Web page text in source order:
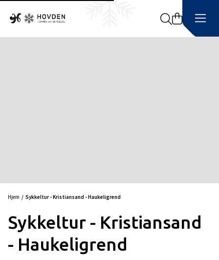
Search
Hjem Sykkeltur - Kristiansand - Haukeligrend
Sykkeltur - Kristiansand
- Haukeligrend